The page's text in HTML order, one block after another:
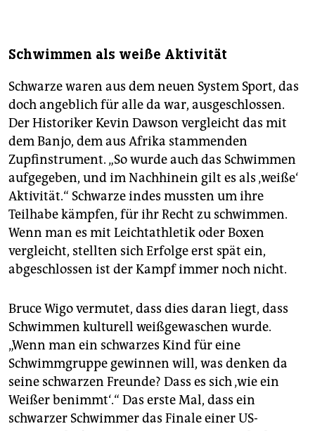
Schwimmen als weiße Aktivität
Schwarze waren aus dem neuen System Sport, das
doch angeblich für alle da war, ausgeschlossen.
Der Historiker Kevin Dawson vergleicht das mit
dem Banjo, dem aus Afrika stammenden
Zupfinstrument. „So wurde auch das Schwimmen
aufgegeben, und im Nachhinein gilt es als ‚weiße‘
Aktivität.“ Schwarze indes mussten um ihre
Teilhabe kämpfen, für ihr Recht zu schwimmen.
Wenn man es mit Leichtathletik oder Boxen
vergleicht, stellten sich Erfolge erst spät ein,
abgeschlossen ist der Kampf immer noch nicht.
Bruce Wigo vermutet, dass dies daran liegt, dass
Schwimmen kulturell weißgewaschen wurde.
„Wenn man ein schwarzes Kind für eine
Schwimmgruppe gewinnen will, was denken da
seine schwarzen Freunde? Dass es sich ‚wie ein
Weißer benimmt‘.“ Das erste Mal, dass ein
schwarzer Schwimmer das Finale einer US-